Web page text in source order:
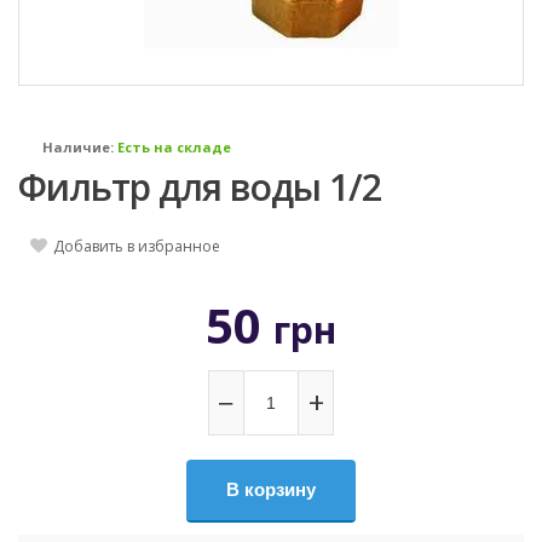
Наличие: Есть на складе
Фильтр для воды 1/2
Добавить в избранное
50 грн
− +
В корзину